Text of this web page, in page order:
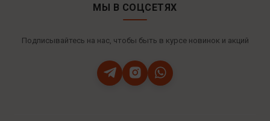
МЫ В СОЦСЕТЯХ
Подписывайтесь на нас, чтобы быть в курсе новинок и акций